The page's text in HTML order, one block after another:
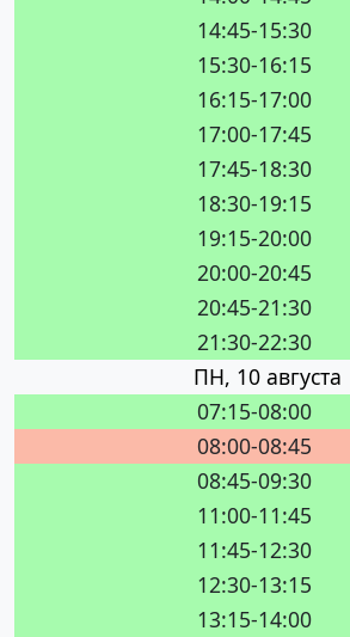
14:45-15:30
15:30-16:15
16:15-17:00
17:00-17:45
17:45-18:30
18:30-19:15
19:15-20:00
20:00-20:45
20:45-21:30
21:30-22:30
ПН, 10 августа
07:15-08:00
08:00-08:45
08:45-09:30
11:00-11:45
11:45-12:30
12:30-13:15
13:15-14:00